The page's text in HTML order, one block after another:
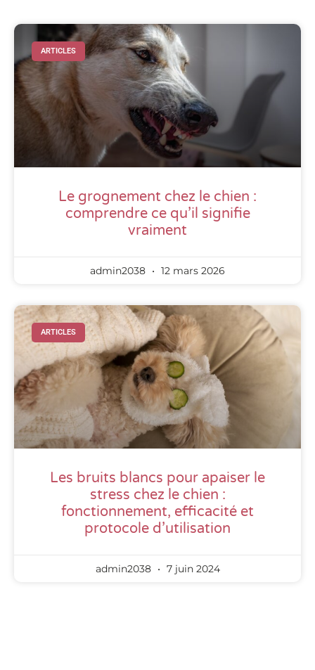
ARTICLES
Le grognement chez le chien :
comprendre ce qu’il signifie
vraiment
admin2038 12 mars 2026
ARTICLES
Les bruits blancs pour apaiser le
stress chez le chien :
fonctionnement, efficacité et
protocole d’utilisation
admin2038 7 juin 2024